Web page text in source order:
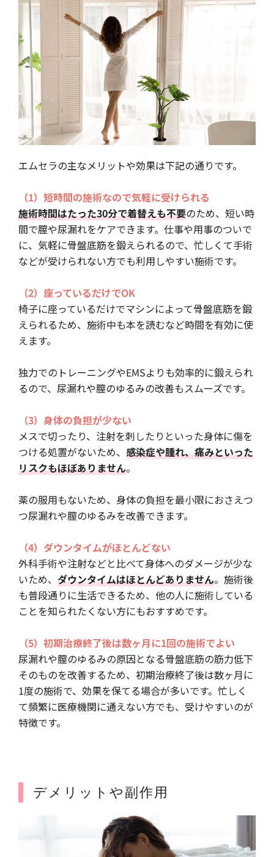
エムセラの主なメリットや効果は下記の通りです。
（1）短時間の施術なので気軽に受けられる
施術時間はたった30分で着替えも不要のため、短い時
間で膣や尿漏れをケアできます。仕事や用事のついで
に、気軽に骨盤底筋を鍛えられるので、忙しくて手術
などが受けられない方でも利用しやすい施術です。
（2）座っているだけでOK
椅子に座っているだけでマシンによって骨盤底筋を鍛
えられるため、施術中も本を読むなど時間を有効に使
えます。
独力でのトレーニングやEMSよりも効率的に鍛えられ
るので、尿漏れや膣のゆるみの改善もスムーズです。
（3）身体の負担が少ない
メスで切ったり、注射を刺したりといった身体に傷を
つける処置がないため、 感染症や腫れ、痛みといった
リスクもほぼありません。
薬の服用もないため、身体の負担を最小限におさえつ
つ尿漏れや膣のゆるみを改善できます。
（4）ダウンタイムがほとんどない
外科手術や注射などと比べて身体へのダメージが少な
いため、 ダウンタイムはほとんどありません。施術後
も普段通りに生活できるため、他の人に施術している
ことを知られたくない方にもおすすめです。
（5）初期治療終了後は数ヶ月に1回の施術でよい
尿漏れや膣のゆるみの原因となる骨盤底筋の筋力低下
そのものを改善するため、初期治療終了後は数ヶ月に
1度の施術で、効果を保てる場合が多いです。忙しく
て頻繁に医療機関に通えない方でも、受けやすいのが
特徴です。
デメリットや副作用